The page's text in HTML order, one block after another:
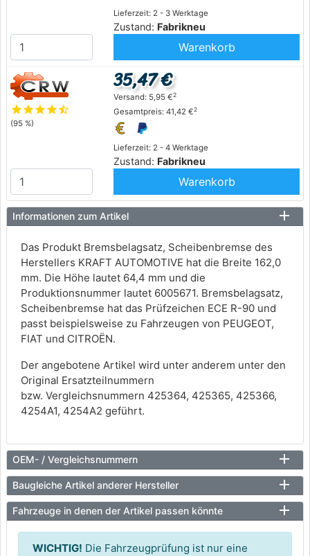
Lieferzeit: 2 - 3 Werktage
Zustand: Fabrikneu
Warenkorb
starstarstarstarstar_half
(95 %)
Lieferzeit: 2 - 4 Werktage
Zustand: Fabrikneu
35,47 €
Versand: 5,95 €2
Gesamtpreis: 41,42 €2
Warenkorb
Informationen zum Artikel
Das Produkt Bremsbelagsatz, Scheibenbremse des
Herstellers KRAFT AUTOMOTIVE hat die Breite 162,0
mm. Die Höhe lautet 64,4 mm und die
Produktionsnummer lautet 6005671. Bremsbelagsatz,
Scheibenbremse hat das Prüfzeichen ECE R-90 und
passt beispielsweise zu Fahrzeugen von PEUGEOT,
FIAT und CITROËN.
Der angebotene Artikel wird unter anderem unter den
Original Ersatzteilnummern
bzw. Vergleichsnummern 425364, 425365, 425366,
4254A1, 4254A2 geführt.
OEM- / Vergleichsnummern
Baugleiche Artikel anderer Hersteller
Fahrzeuge in denen der Artikel passen könnte
WICHTIG! Die Fahrzeugprüfung ist nur eine